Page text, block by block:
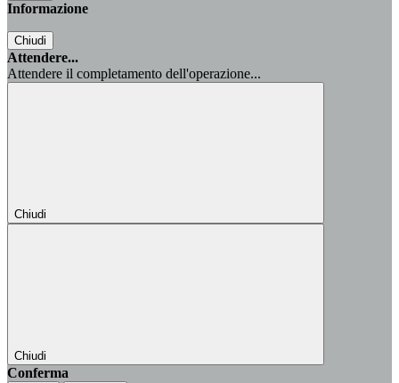
Informazione
Chiudi
Attendere...
Attendere il completamento dell'operazione...
Chiudi
Chiudi
Conferma